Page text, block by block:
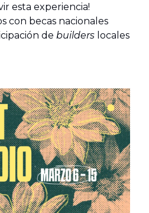
esta experiencia!
con becas nacionales
de builders locales